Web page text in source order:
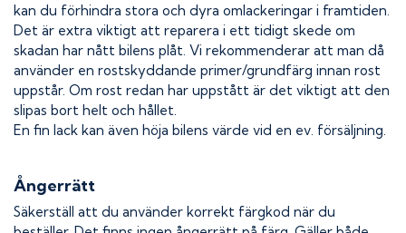
kan du förhindra stora och dyra omlackeringar i framtiden.
Det är extra viktigt att reparera i ett tidigt skede om
skadan har nått bilens plåt. Vi rekommenderar att man då
använder en rostskyddande primer/grundfärg innan rost
uppstår. Om rost redan har uppstått är det viktigt att den
slipas bort helt och hållet.
En fin lack kan även höja bilens värde vid en ev. försäljning.
Ångerrätt
Säkerställ att du använder korrekt färgkod när du